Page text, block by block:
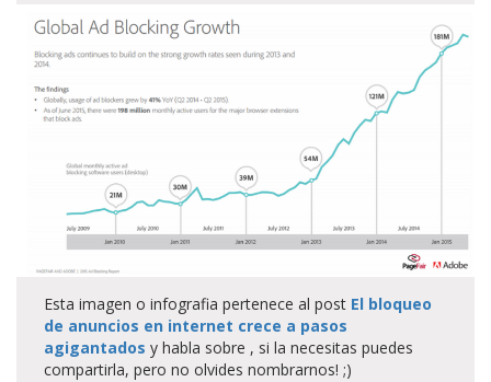
Esta imagen o infografia pertenece al post El bloqueo
de anuncios en internet crece a pasos
agigantados y habla sobre , si la necesitas puedes
compartirla, pero no olvides nombrarnos! ;)